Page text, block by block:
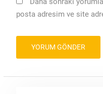
posta adresim ve site